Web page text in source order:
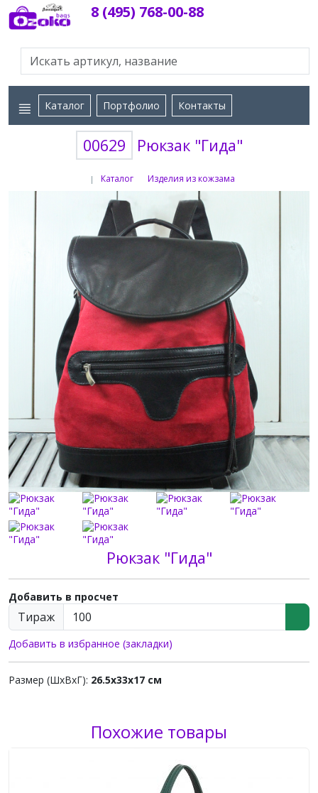
8 (495) 768-00-88
Каталог Портфолио Контакты
00629 Рюкзак "Гида"
| Каталог Изделия из кожзама
Рюкзак "Гида"
Добавить в просчет
Тираж
Добавить в избранное (закладки)
Размер (ШхВхГ): 26.5х33х17 см
Похожие товары